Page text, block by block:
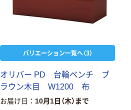
バリエーション一覧へ（3）
オリバー PD 台輪ベンチ ブ
ラウン木目 W1200 布
お届け日 10月1日（木）まで